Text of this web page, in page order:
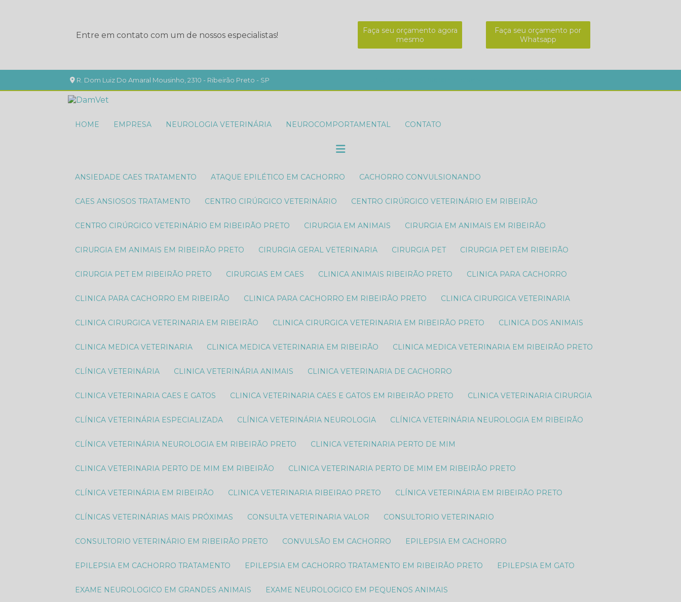
Entre em contato com um de nossos especialistas!
Faça seu orçamento agora
mesmo
Faça seu orçamento por
Whatsapp
R. Dom Luiz Do Amaral Mousinho, 2310 - Ribeirão Preto - SP
HOME EMPRESA NEUROLOGIA VETERINÁRIA NEUROCOMPORTAMENTAL CONTATO
ANSIEDADE CAES TRATAMENTO ATAQUE EPILÉTICO EM CACHORRO CACHORRO CONVULSIONANDO
CAES ANSIOSOS TRATAMENTO CENTRO CIRÚRGICO VETERINÁRIO CENTRO CIRÚRGICO VETERINÁRIO EM RIBEIRÃO
CENTRO CIRÚRGICO VETERINÁRIO EM RIBEIRÃO PRETO CIRURGIA EM ANIMAIS CIRURGIA EM ANIMAIS EM RIBEIRÃO
CIRURGIA EM ANIMAIS EM RIBEIRÃO PRETO CIRURGIA GERAL VETERINARIA CIRURGIA PET CIRURGIA PET EM RIBEIRÃO
CIRURGIA PET EM RIBEIRÃO PRETO CIRURGIAS EM CAES CLINICA ANIMAIS RIBEIRÃO PRETO CLINICA PARA CACHORRO
CLINICA PARA CACHORRO EM RIBEIRÃO CLINICA PARA CACHORRO EM RIBEIRÃO PRETO CLINICA CIRURGICA VETERINARIA
CLINICA CIRURGICA VETERINARIA EM RIBEIRÃO CLINICA CIRURGICA VETERINARIA EM RIBEIRÃO PRETO CLINICA DOS ANIMAIS
CLINICA MEDICA VETERINARIA CLINICA MEDICA VETERINARIA EM RIBEIRÃO CLINICA MEDICA VETERINARIA EM RIBEIRÃO PRETO
CLÍNICA VETERINÁRIA CLINICA VETERINÁRIA ANIMAIS CLINICA VETERINARIA DE CACHORRO
CLINICA VETERINARIA CAES E GATOS CLINICA VETERINARIA CAES E GATOS EM RIBEIRÃO PRETO CLINICA VETERINARIA CIRURGIA
CLÍNICA VETERINÁRIA ESPECIALIZADA CLÍNICA VETERINÁRIA NEUROLOGIA CLÍNICA VETERINÁRIA NEUROLOGIA EM RIBEIRÃO
CLÍNICA VETERINÁRIA NEUROLOGIA EM RIBEIRÃO PRETO CLINICA VETERINARIA PERTO DE MIM
CLINICA VETERINARIA PERTO DE MIM EM RIBEIRÃO CLINICA VETERINARIA PERTO DE MIM EM RIBEIRÃO PRETO
CLÍNICA VETERINÁRIA EM RIBEIRÃO CLINICA VETERINARIA RIBEIRAO PRETO CLÍNICA VETERINÁRIA EM RIBEIRÃO PRETO
CLÍNICAS VETERINÁRIAS MAIS PRÓXIMAS CONSULTA VETERINARIA VALOR CONSULTORIO VETERINARIO
CONSULTORIO VETERINÁRIO EM RIBEIRÃO PRETO CONVULSÃO EM CACHORRO EPILEPSIA EM CACHORRO
EPILEPSIA EM CACHORRO TRATAMENTO EPILEPSIA EM CACHORRO TRATAMENTO EM RIBEIRÃO PRETO EPILEPSIA EM GATO
EXAME NEUROLOGICO EM GRANDES ANIMAIS​ EXAME NEUROLOGICO EM PEQUENOS ANIMAIS​